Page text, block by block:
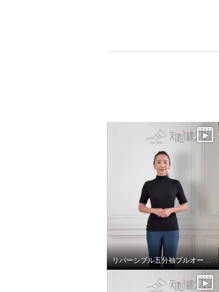
リバーシブル五分袖プルオーバーのご紹介